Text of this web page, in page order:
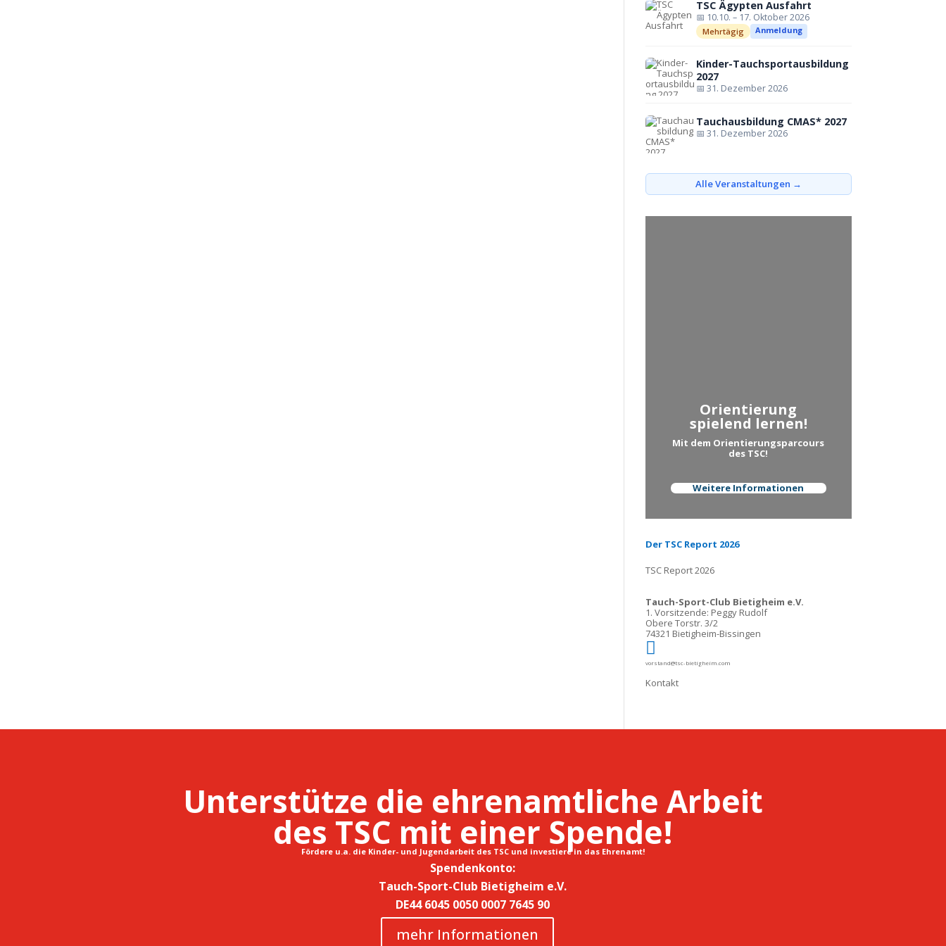
TSC Ägypten Ausfahrt
📅 10.10. – 17. Oktober 2026
Mehrtägig Anmeldung
Kinder-Tauchsportausbildung
2027
📅 31. Dezember 2026
Tauchausbildung CMAS* 2027
📅 31. Dezember 2026
Alle Veranstaltungen →
Orientierung
spielend lernen!
Mit dem Orientierungsparcours
des TSC!
Weitere Informationen
Der TSC Report 2026
TSC Report 2026
Tauch-Sport-Club Bietigheim e.V.
1. Vorsitzende: Peggy Rudolf
Obere Torstr. 3/2
74321 Bietigheim-Bissingen

vorstand@tsc-bietigheim.com
Kontakt
Unterstütze die ehrenamtliche Arbeit
des TSC mit einer Spende!
Fördere u.a. die Kinder- und Jugendarbeit des TSC und investiere in das Ehrenamt!
Spendenkonto:
Tauch-Sport-Club Bietigheim e.V.
DE44 6045 0050 0007 7645 90
mehr Informationen